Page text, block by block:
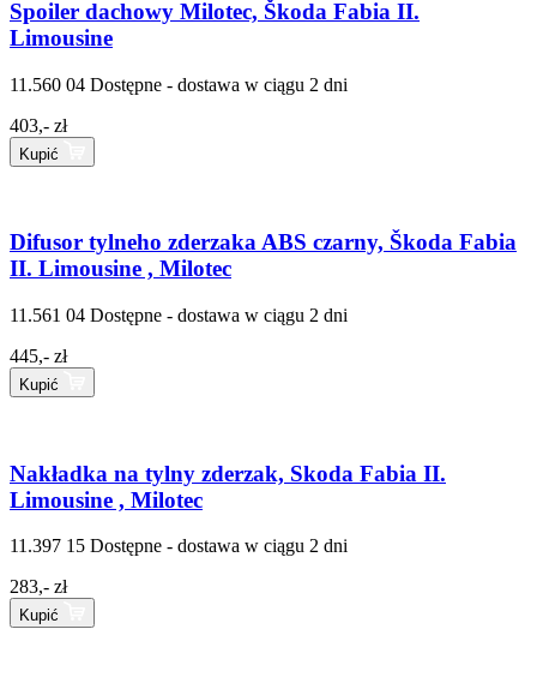
Spoiler dachowy Milotec, Škoda Fabia II.
Limousine
11.560 04 Dostępne - dostawa w ciągu 2 dni
403,- zł
Kupić
Difusor tylneho zderzaka ABS czarny, Škoda Fabia
II. Limousine , Milotec
11.561 04 Dostępne - dostawa w ciągu 2 dni
445,- zł
Kupić
Nakładka na tylny zderzak, Skoda Fabia II.
Limousine , Milotec
11.397 15 Dostępne - dostawa w ciągu 2 dni
283,- zł
Kupić